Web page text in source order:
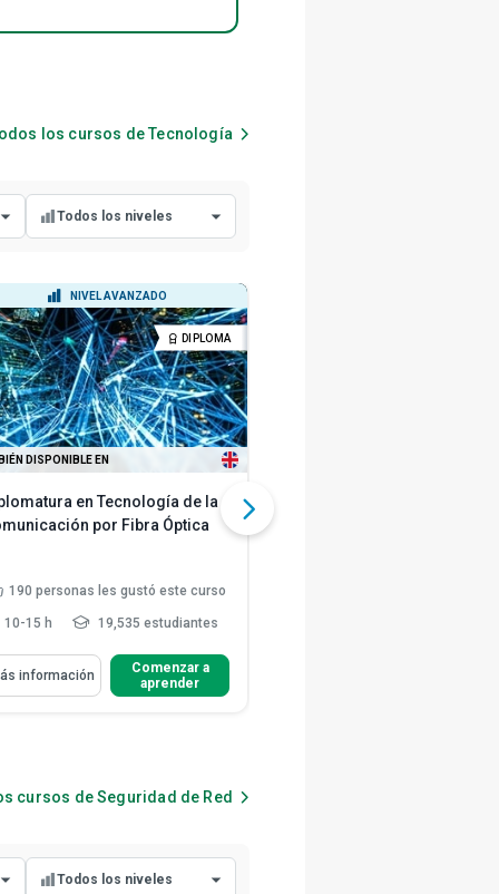
los cursos deTecnología
Todos los niveles
Nivel principiante
Nivel intermedio
Nivel avanzado
NIVEL AVANZADO
DIPLOMA
DISPONIBLE EN
en Tecnología de la
por Fibra Óptica
190 personas les gustó este curso
10-15 h 19,535 estudiantes
Cómo
Explicar la necesidad de la
Identificar los tipos de
información
Comenzar a
aprender
cursos deSeguridad de Red
Todos los niveles